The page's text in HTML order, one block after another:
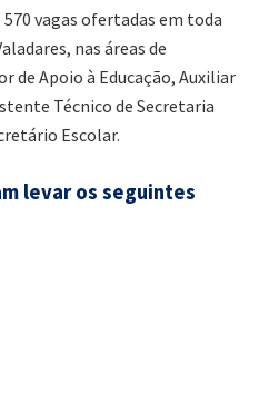
570 vagas ofertadas em toda
nas áreas de
de Apoio à Educação, Auxiliar
Técnico de Secretaria
Escolar.
levar os seguintes